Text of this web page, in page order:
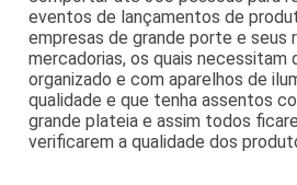
eventos de lançamentos de
empresas de grande porte e seus
mercadorias, os quais necessitam
organizado e com aparelhos de
qualidade e que tenha assentos
grande plateia e assim todos
verificarem a qualidade dos